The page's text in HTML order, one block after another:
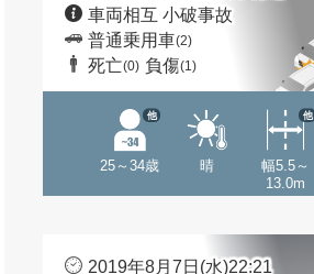
車両相互 小破事故
普通乗用車(2)
死亡(0) 負傷(1)
25～34歳
他
晴
幅5.5～
13.0m
他
2019年8月7日(水)22:21